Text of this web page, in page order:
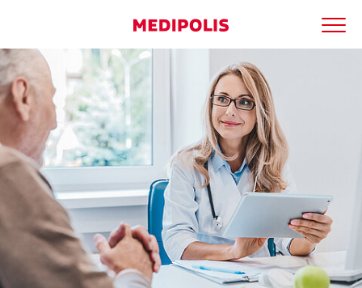
Medipolis entdecken
Ärzte
Patienten
Kliniken
Apotheken
Kooperationen
Suchbegriff